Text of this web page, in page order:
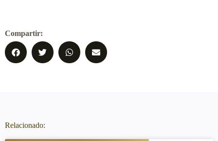
Compartir:
Relacionado: